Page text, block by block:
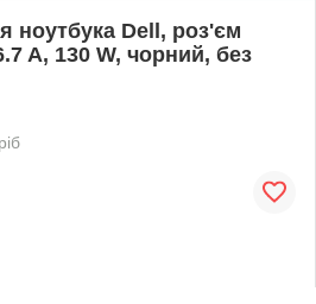
ноутбука Dell, роз'єм
A, 130 W, чорний, без